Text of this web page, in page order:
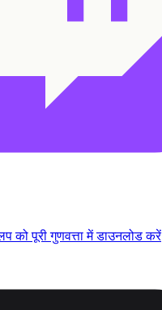
को पूरी गुणवत्ता में डाउनलोड करें